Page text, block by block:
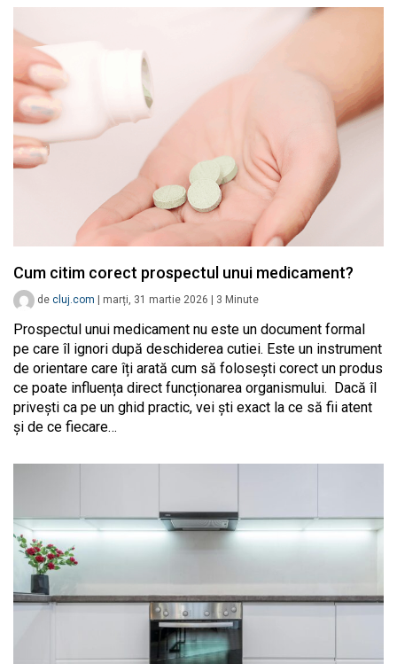
Cum citim corect prospectul unui medicament?
de cluj.com marți, 31 martie 2026 3 Minute
Prospectul unui medicament nu este un document formal
pe care îl ignori după deschiderea cutiei. Este un instrument
de orientare care îți arată cum să folosești corect un produs
ce poate influența direct funcționarea organismului. Dacă îl
privești ca pe un ghid practic, vei ști exact la ce să fii atent
și de ce fiecare…